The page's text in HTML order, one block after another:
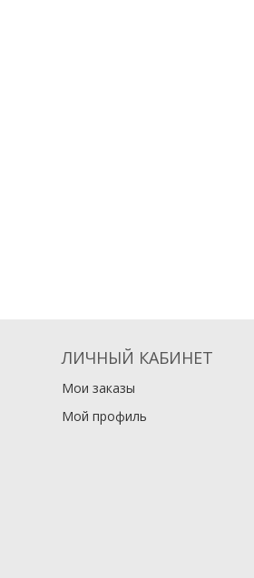
ЛИЧНЫЙ КАБИНЕТ
Мои заказы
Мой профиль